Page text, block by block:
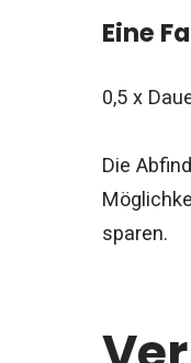
Eine
0,5 x
Die
sparen.